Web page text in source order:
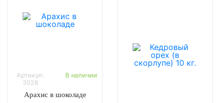
Артикул:
3028
В наличии
Арахис в шоколаде